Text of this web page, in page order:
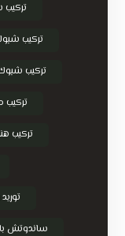
تركيب
تركيب
تركيب
تركيب
ساندوتش